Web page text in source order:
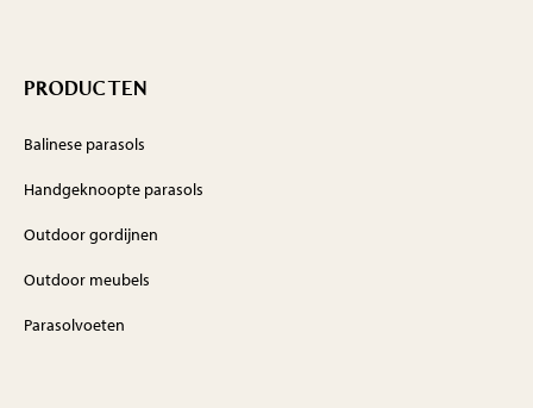
PRODUCTEN
Balinese parasols
Handgeknoopte parasols
Outdoor gordijnen
Outdoor meubels
Parasolvoeten